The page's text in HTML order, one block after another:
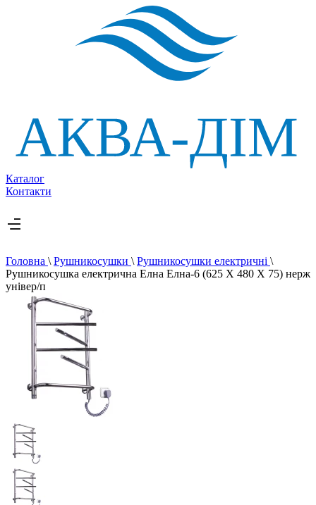
Каталог
Контакти
Головна \ Рушникосушки \ Рушникосушки електричні \
Рушникосушка електрична Елна Елна-6 (625 Х 480 Х 75) нерж
універ/п